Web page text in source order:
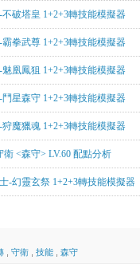
不破塔皇 1+2+3轉技能模擬器
霸拳武尊 1+2+3轉技能模擬器
魅凰鳳狙 1+2+3轉技能模擬器
鬥星森守 1+2+3轉技能模擬器
狩魔獵魂 1+2+3轉技能模擬器
衛 <森守> LV.60 配點分析
-幻靈玄祭 1+2+3轉技能模擬器
守衛 技能 森守